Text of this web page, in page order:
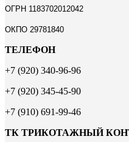
ОГРН 1183702012042
ОКПО 29781840
ТЕЛЕФОН
+7 (920) 340-96-96
+7 (920) 345-45-90
+7 (910) 691-99-46
ТК ТРИКОТАЖНЫЙ